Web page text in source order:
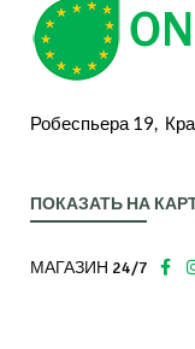
Робеспьера 19,
ПОКАЗАТЬ НА
МАГАЗИН 24/7